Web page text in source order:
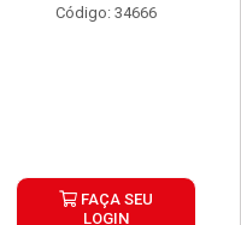
Código: 34666
FAÇA SEU
LOGIN